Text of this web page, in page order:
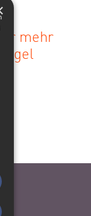
mehr